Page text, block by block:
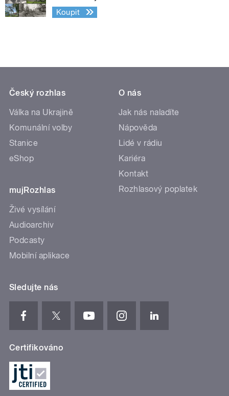
Koupit
Český rozhlas
Válka na Ukrajině
Komunální volby
Stanice
eShop
mujRozhlas
Živé vysílání
Audioarchiv
Podcasty
Mobilní aplikace
O nás
Jak nás naladíte
Nápověda
Lidé v rádiu
Kariéra
Kontakt
Rozhlasový poplatek
Sledujte nás
Certifikováno